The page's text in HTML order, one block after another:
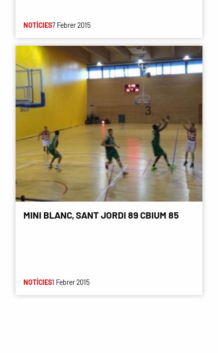
NOTÍCIES7 Febrer 2015
MINI BLANC, SANT JORDI 89 CBIUM 85
NOTÍCIES1 Febrer 2015